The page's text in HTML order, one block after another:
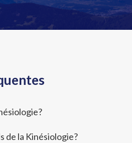
de la Kinésiologie?